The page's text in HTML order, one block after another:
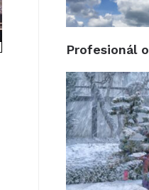
Profesionál